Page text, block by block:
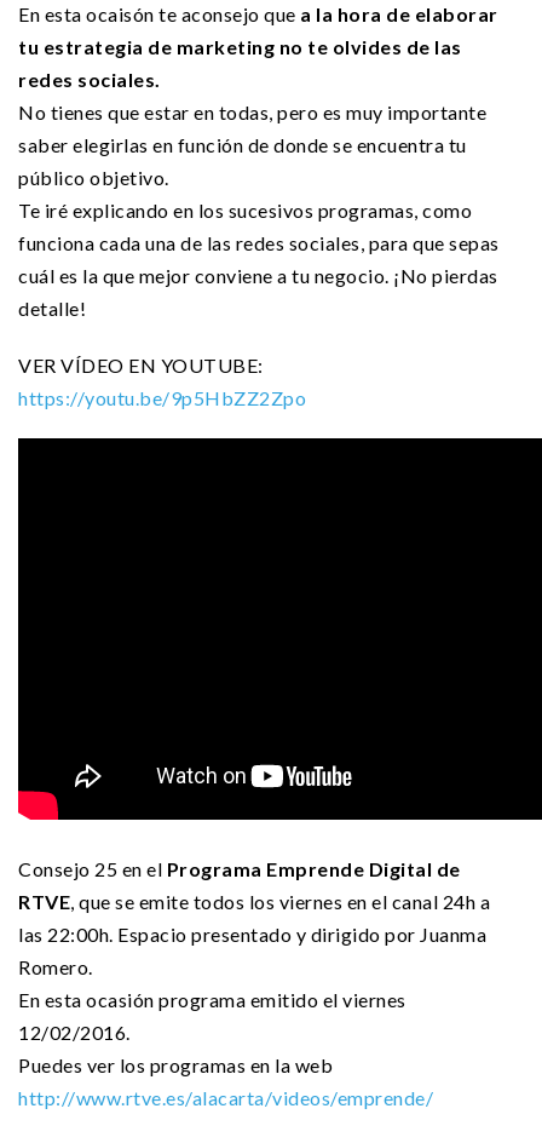
En esta ocaisón te aconsejo que a la hora de elaborar
tu estrategia de marketing no te olvides de las
redes sociales.
No tienes que estar en todas, pero es muy importante
saber elegirlas en función de donde se encuentra tu
público objetivo.
Te iré explicando en los sucesivos programas, como
funciona cada una de las redes sociales, para que sepas
cuál es la que mejor conviene a tu negocio. ¡No pierdas
detalle!
VER VÍDEO EN YOUTUBE:
https://youtu.be/9p5HbZZ2Zpo
Consejo 25 en el Programa Emprende Digital de
RTVE, que se emite todos los viernes en el canal 24h a
las 22:00h. Espacio presentado y dirigido por Juanma
Romero.
En esta ocasión programa emitido el viernes
12/02/2016.
Puedes ver los programas en la web
http://www.rtve.es/alacarta/videos/emprende/